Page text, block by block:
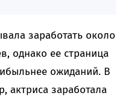
заработать около
однако ее страница
ожиданий. В
актриса заработала